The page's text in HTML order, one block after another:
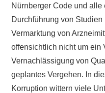
Nürnberger Code und
Durchführung von
Vermarktung von
offensichtlich nicht um ein
Vernachlässigung von
geplantes Vergehen. In
Korruption wittern viele